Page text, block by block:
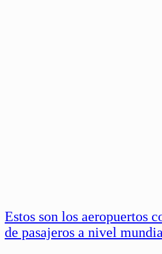
Estos son los aeropuertos
de pasajeros a nivel